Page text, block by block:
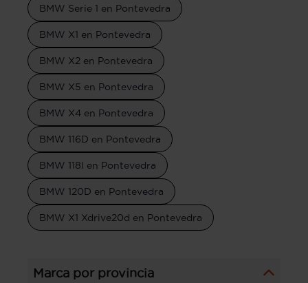
BMW Serie 1 en Pontevedra
BMW X1 en Pontevedra
BMW X2 en Pontevedra
BMW X5 en Pontevedra
BMW X4 en Pontevedra
BMW 116D en Pontevedra
BMW 118I en Pontevedra
BMW 120D en Pontevedra
BMW X1 Xdrive20d en Pontevedra
Marca por provincia